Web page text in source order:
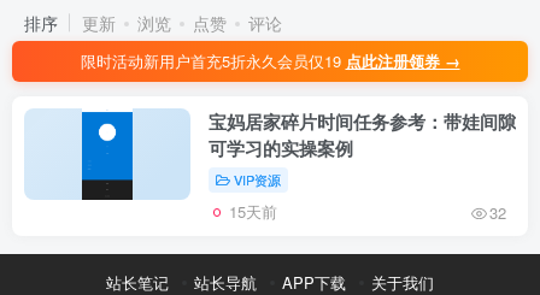
排序
更新 浏览 点赞 评论
限时活动新用户首充5折永久会员仅19 点此注册领券 →
宝妈居家碎片时间任务参考：带娃间隙
可学习的实操案例
VIP资源
15天前 32
站长笔记 站长导航 APP下载 关于我们